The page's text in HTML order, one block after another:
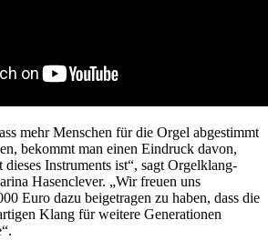
mehr Menschen für die Orgel abgestimmt
bekommt man einen Eindruck davon,
Instruments ist“, sagt Orgelklang-
Hasenclever. „Wir freuen uns
Euro dazu beigetragen zu haben, dass die
Klang für weitere Generationen